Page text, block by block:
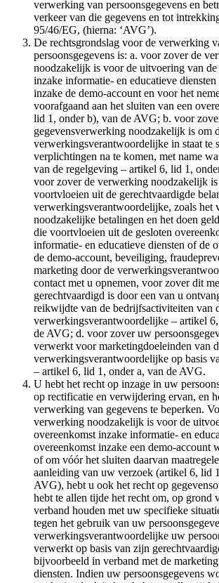
verwerking van persoonsgegevens en
verkeer van die gegevens en tot
95/46/EG, (hierna: ‘AVG’).
De rechtsgrondslag voor de verwerking
persoonsgegevens is: a. voor zover de
noodzakelijk is voor de uitvoering van
inzake informatie- en educatieve
inzake de demo-account en voor het
voorafgaand aan het sluiten van een
lid 1, onder b), van de AVG; b. voor
gegevensverwerking noodzakelijk is om
verwerkingsverantwoordelijke in staat te
verplichtingen na te komen, met name
van de regelgeving – artikel 6, lid 1,
voor zover de verwerking noodzakelijk
voortvloeien uit de gerechtvaardigde
verwerkingsverantwoordelijke, zoals het
noodzakelijke betalingen en het doen
die voortvloeien uit de gesloten
informatie- en educatieve diensten of de
de demo-account, beveiliging,
marketing door de
contact met u opnemen, voor zover dit
gerechtvaardigd is door een van u
reikwijdte van de bedrijfsactiviteiten van
verwerkingsverantwoordelijke – artikel
de AVG; d. voor zover uw
verwerkt voor marketingdoeleinden van
verwerkingsverantwoordelijke op basis
– artikel 6, lid 1, onder a, van de AVG.
U hebt het recht op inzage in uw
op rectificatie en verwijdering ervan, en
verwerking van gegevens te beperken.
verwerking noodzakelijk is voor de
overeenkomst inzake informatie- en
overeenkomst inzake een demo-account
of om vóór het sluiten daarvan
aanleiding van uw verzoek (artikel 6, lid
AVG), hebt u ook het recht op
hebt te allen tijde het recht om, op grond
verband houden met uw specifieke
tegen het gebruik van uw
verwerkingsverantwoordelijke uw
verwerkt op basis van zijn
bijvoorbeeld in verband met de
diensten. Indien uw persoonsgegevens